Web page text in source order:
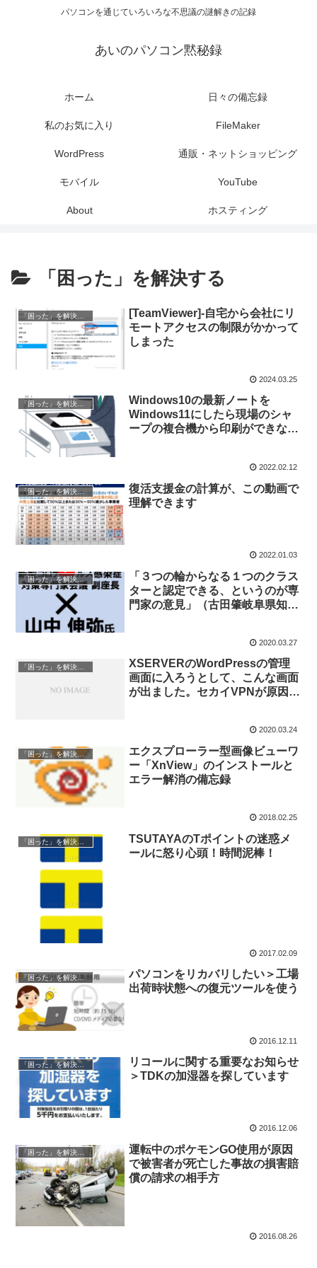
パソコンを通じていろいろな不思議の謎解きの記録
あいのパソコン黙秘録
ホーム 日々の備忘録
私のお気に入り FileMaker
WordPress 通販・ネットショッピング
モバイル YouTube
About ホスティング
「困った」を解決する
「困った」を解決する
[TeamViewer]-自宅から会社にリ
モートアクセスの制限がかかって
しまった
2024.03.25
「困った」を解決する
Windows10の最新ノートを
Windows11にしたら現場のシャ
ープの複合機から印刷ができなく
2022.02.12
「困った」を解決する
復活支援金の計算が、この動画で
理解できます
2022.01.03
「困った」を解決する
「３つの輪からなる１つのクラス
ターと認定できる、というのが専
門家の意見」（古田肇岐阜県知
2020.03.27
「困った」を解決する
XSERVERのWordPressの管理
画面に入ろうとして、こんな画面
が出ました。セカイVPNが原因で
2020.03.24
「困った」を解決する
エクスプローラー型画像ビューワ
ー「XnView」のインストールと
エラー解消の備忘録
2018.02.25
「困った」を解決する
TSUTAYAのTポイントの迷惑メ
ールに怒り心頭！時間泥棒！
2017.02.09
「困った」を解決する
パソコンをリカバリしたい＞工場
出荷時状態への復元ツールを使う
2016.12.11
「困った」を解決する
リコールに関する重要なお知らせ
＞TDKの加湿器を探しています
2016.12.06
「困った」を解決する
運転中のポケモンGO使用が原因
で被害者が死亡した事故の損害賠
償の請求の相手方
2016.08.26